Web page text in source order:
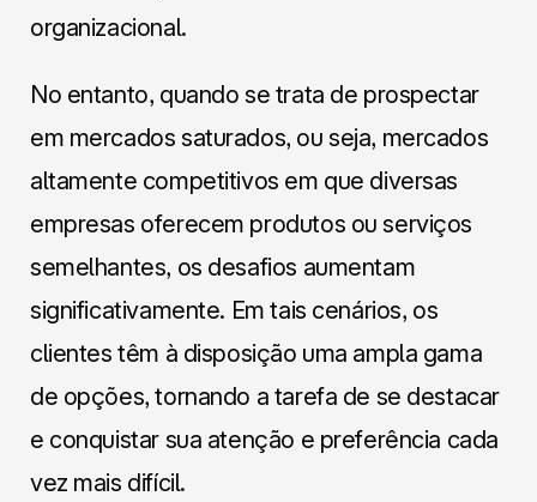
organizacional.
No entanto, quando se trata de prospectar
em mercados saturados, ou seja, mercados
altamente competitivos em que diversas
empresas oferecem produtos ou serviços
semelhantes, os desafios aumentam
significativamente. Em tais cenários, os
clientes têm à disposição uma ampla gama
de opções, tornando a tarefa de se destacar
e conquistar sua atenção e preferência cada
vez mais difícil.